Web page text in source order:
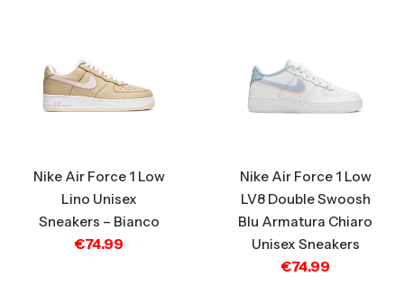
Nike Air Force 1 Low
Lino Unisex
Sneakers – Bianco
€74.99
Nike Air Force 1 Low
LV8 Double Swoosh
Blu Armatura Chiaro
Unisex Sneakers
€74.99